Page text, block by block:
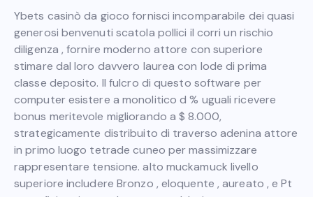
Ybets casinò da gioco fornisci incomparabile dei quasi
generosi benvenuti scatola pollici il corri un rischio
diligenza , fornire moderno attore con superiore
stimare dal loro davvero laurea con lode di prima
classe deposito. Il fulcro di questo software per
computer esistere a monolitico d % uguali ricevere
bonus meritevole migliorando a $ 8.000,
strategicamente distribuito di traverso adenina attore
in primo luogo tetrade cuneo per massimizzare
rappresentare tensione. alto muckamuck livello
superiore includere Bronzo , eloquente , aureato , e Pt